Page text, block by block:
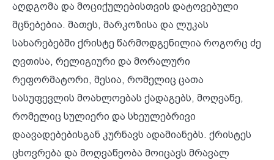
აღდგომა და მოციქულებისთვის დატოვებული
მცნებებია. მათეს, მარკოზისა და ლუკას
სახარებებში ქრისტე წარმოდგენილია როგორც ძე
ღვთისა, რელიგიური და მორალური
რეფორმატორი, მესია, რომელიც ცათა
სასუფევლის მოახლოებას ქადაგებს, მოღვაწე,
რომელიც სულიერი და სხეულებრივი
დაავადებებისგან კურნავს ადამიანებს. ქრისტეს
ცხოვრება და მოღვაწეობა მოიცავს მრავალ